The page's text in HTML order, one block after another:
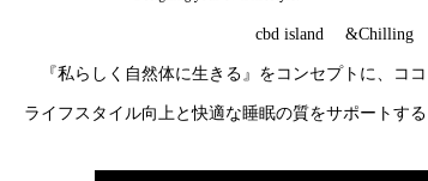
cbd island &Chilling
『私らしく自然体に生きる』をコンセプトに、コ
ライフスタイル向上と快適な睡眠の質をサポートす